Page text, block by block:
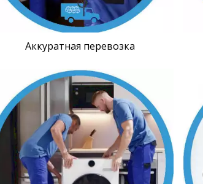
Аккуратная перевозка